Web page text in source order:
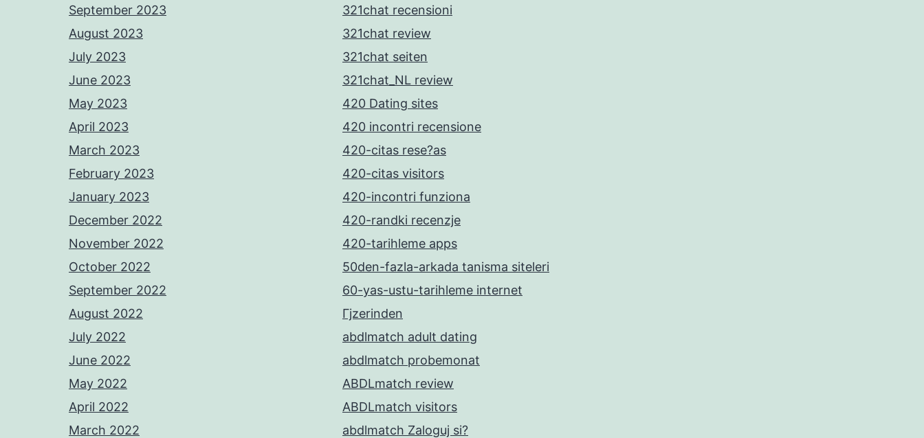
September 2023
August 2023
July 2023
June 2023
May 2023
April 2023
March 2023
February 2023
January 2023
December 2022
November 2022
October 2022
September 2022
August 2022
July 2022
June 2022
May 2022
April 2022
March 2022
321chat recensioni
321chat review
321chat seiten
321chat_NL review
420 Dating sites
420 incontri recensione
420-citas rese?as
420-citas visitors
420-incontri funziona
420-randki recenzje
420-tarihleme apps
50den-fazla-arkada tanisma siteleri
60-yas-ustu-tarihleme internet
Гјzerinden
abdlmatch adult dating
abdlmatch probemonat
ABDLmatch review
ABDLmatch visitors
abdlmatch Zaloguj si?